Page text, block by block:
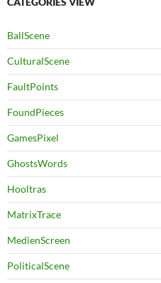
BallScene
CulturalScene
FaultPoints
FoundPieces
GamesPixel
GhostsWords
Hooltras
MatrixTrace
MedienScreen
PoliticalScene